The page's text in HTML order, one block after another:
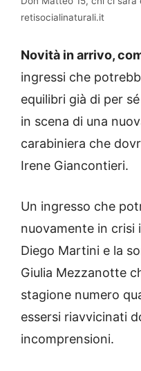
retisocialinaturali.it
Novità in arrivo,
ingressi che
equilibri già di per
in scena di una
carabiniera che
Irene Giancontieri.
Un ingresso che
nuovamente in
Diego Martini e la
Giulia Mezzanotte
stagione numero
essersi riavvicinati
incomprensioni.